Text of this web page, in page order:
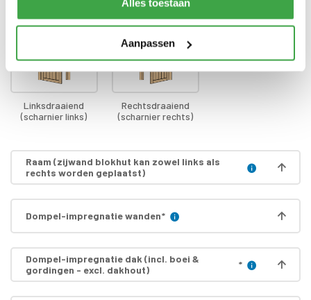
Alles toestaan
Aanpassen
Linksdraaiend
(scharnier links)
Rechtsdraaiend
(scharnier rechts)
Raam (zijwand blokhut kan zowel links als
rechts worden geplaatst)
Dompel-impregnatie wanden*
Dompel-impregnatie dak (incl. boei &
gordingen - excl. dakhout)
*